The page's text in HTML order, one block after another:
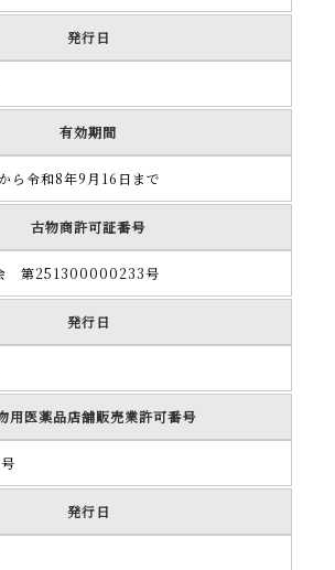
発行日
有効期間
ら令和8年9月16日まで
古物商許可証番号
第251300000233号
発行日
用医薬品店舗販売業許可番号
発行日